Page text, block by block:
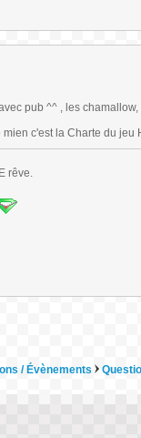
pub ^^ , les
c'est la Charte du jeu
rêve.
/ Évènements